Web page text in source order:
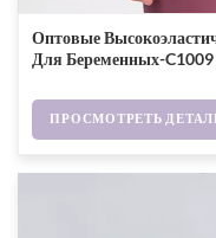
Оптовые
Для Беременных-C1009
ПРОСМОТРЕТЬ